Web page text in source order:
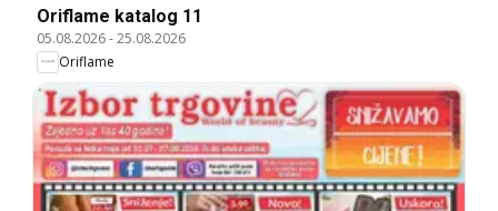
Oriflame katalog 11
05.08.2026-25.08.2026
Oriflame